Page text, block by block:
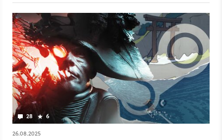
echtes Gameplay zu sehen. Das neue Video zeigt Gefechte im
Dschungel zwischen Infanteristen, Hubschraubern, Booten
und sogar Panzern mit historisch akkuratem Kriegsgerät. Bis
zu 100 Spieler sollen pro Match um die Vorherrschaft ringen
und in 19 hochgradig spezialisierte Klassen schlüpfen können.
Wie bei Hell Let Loose üblich, sind Teamwork, eine
funktionierende Befehlskette und taktisches Vorgehen
entscheidend – schnelle Shooter-Reaktionen eines einzelnen
sind dagegen ebensowenig gefragt wie Movement-Skills á la
Bunnyhopping oder Slide Cancelling. Hell Let Loose: Vietnam
erscheint 2026 auf Basis der Unreal Engine 5.
28 6
26.08.2025